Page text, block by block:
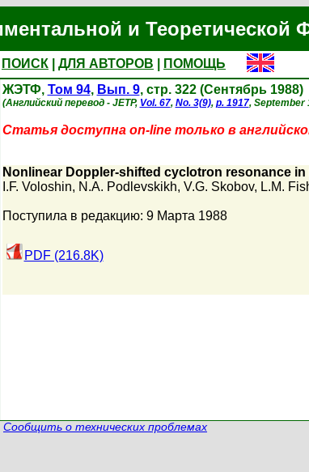
и Теоретической
ПОИСК ДЛЯ АВТОРОВ
ПОМОЩЬ
ЖЭТФ, Том 94, Вып. 9, стр. 322 (Сентябрь 1988)
(Английский перевод - JETP, Vol. 67, No. 3(9), p. 1917, September
Статья доступна on-line только в
Nonlinear Doppler-shifted cyclotron resonance in
I.F. Voloshin, N.A. Podlevskikh, V.G. Skobov, L.M.
Поступила в редакцию: 9 Марта 1988
PDF (216.8K)
Сообщить о технических проблемах